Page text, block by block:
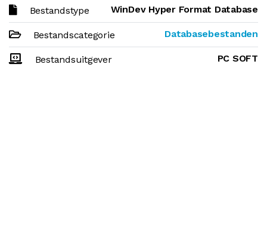
Bestandstype WinDev Hyper Format Database
Bestandscategorie Databasebestanden
Bestandsuitgever PC SOFT